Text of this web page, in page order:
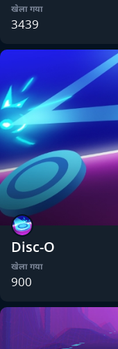
खेला गया
3439
Disc-O
खेला गया
900